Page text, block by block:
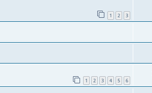
1 2 3
1 2 3 4 5 6